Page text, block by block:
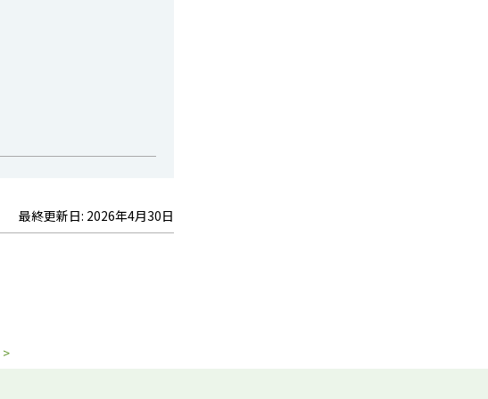
最終更新日: 2026年4月30日